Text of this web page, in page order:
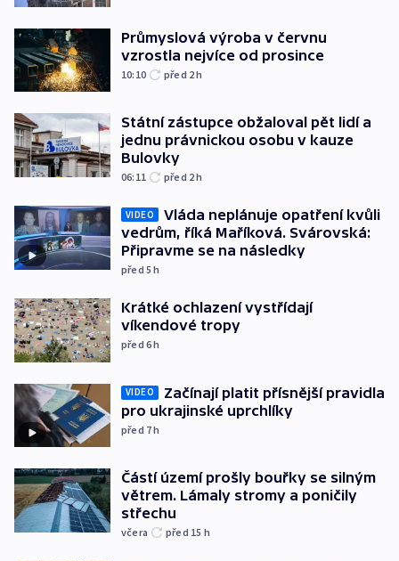
Průmyslová výroba v červnu
vzrostla nejvíce od prosince
10:10 před 2h
Státní zástupce obžaloval pět lidí a
jednu právnickou osobu v kauze
Bulovky
06:11 před 2h
VIDEO
Vláda neplánuje opatření kvůli
vedrům, říká Maříková. Svárovská:
Připravme se na následky
před 5h
Krátké ochlazení vystřídají
víkendové tropy
před 6h
VIDEO
Začínají platit přísnější pravidla
pro ukrajinské uprchlíky
před 7h
Částí území prošly bouřky se silným
větrem. Lámaly stromy a poničily
střechu
včera před 15 h